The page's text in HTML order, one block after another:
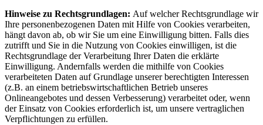
Hinweise zu Rechtsgrundlagen: Auf welcher Rechtsgrundlage wir
Ihre personenbezogenen Daten mit Hilfe von Cookies verarbeiten,
hängt davon ab, ob wir Sie um eine Einwilligung bitten. Falls dies
zutrifft und Sie in die Nutzung von Cookies einwilligen, ist die
Rechtsgrundlage der Verarbeitung Ihrer Daten die erklärte
Einwilligung. Andernfalls werden die mithilfe von Cookies
verarbeiteten Daten auf Grundlage unserer berechtigten Interessen
(z.B. an einem betriebswirtschaftlichen Betrieb unseres
Onlineangebotes und dessen Verbesserung) verarbeitet oder, wenn
der Einsatz von Cookies erforderlich ist, um unsere vertraglichen
Verpflichtungen zu erfüllen.